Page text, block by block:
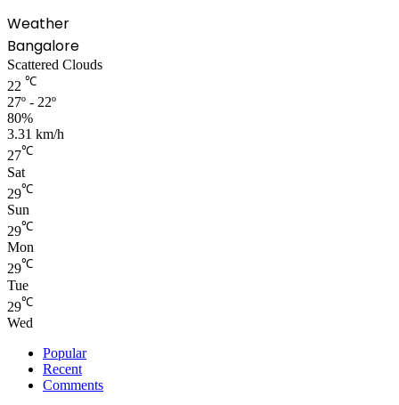
Weather
Bangalore
Scattered Clouds
22 ℃
27º - 22º
80%
3.31 km/h
27℃
Sat
29℃
Sun
29℃
Mon
29℃
Tue
29℃
Wed
Popular
Recent
Comments